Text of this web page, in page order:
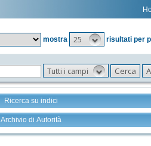
mostra
25 risultati per
Tutti i campi
Ricerca su indici
Archivio di Autorità